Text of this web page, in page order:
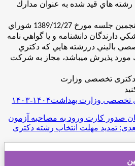
رشته هاي قيد شده به عنوان مدارك
براساس مصوبه چهل و پنجمين جلسه مورخ 1389/12/27 شوراي
دارندگان دانشنامه و يا گواهي نامه
باليني دررشته هايي كه دكتري
پذيرش ميباشد، مجاز به شركت
دکتری تخصصی وزارت
وزارت بهداشت۱۴۰۴-۱۴۰۳
صدور کارت ورود به مصاحبه آزمون
تمدید مهلت انتخاب رشته دکتری